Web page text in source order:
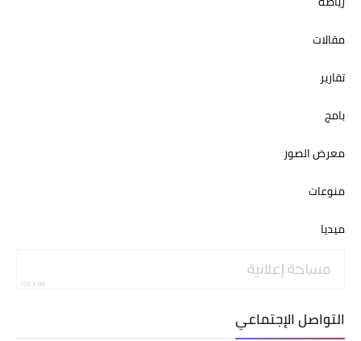
مقالات
تقارير
بامج
معرض الصور
منوعات
ميديا
التواصل الإجتماعي